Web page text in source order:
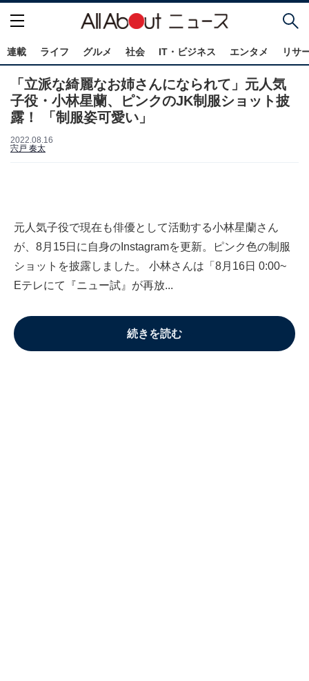
連載 ライフ グルメ 社会 IT・ビジネス エンタメ リサ
「立派な綺麗なお姉さんになられて」元人気
子役・小林星蘭、ピンクのJK制服ショット披
露！ 「制服姿可愛い」
2022.08.16
宍戸 奏太
元人気子役で現在も俳優として活動する小林星蘭さん
が、8月15日に自身のInstagramを更新。ピンク色の制服
ショットを披露しました。 小林さんは「8月16日 0:00~
Eテレにて『ニュー試』が再放...
続きを読む